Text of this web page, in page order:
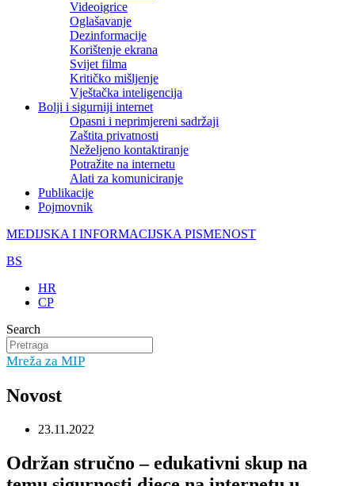
Videoigrice
Oglašavanje
Dezinformacije
Korištenje ekrana
Svijet filma
Kritičko mišljenje
Vještačka inteligencija
Bolji i sigurniji internet
Opasni i neprimjereni sadržaji
Zaštita privatnosti
Neželjeno kontaktiranje
Potražite na internetu
Alati za komuniciranje
Publikacije
Pojmovnik
MEDIJSKA I INFORMACIJSKA PISMENOST
BS
HR
CP
Search
Mreža za MIP
Novost
23.11.2022
Održan stručno – edukativni skup na